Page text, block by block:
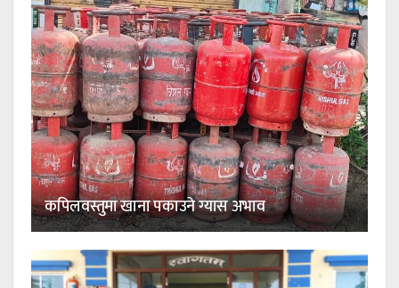
कपिलवस्तुमा खाना पकाउने ग्यास अभाव